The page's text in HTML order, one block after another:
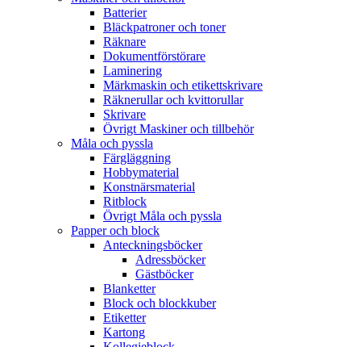
Batterier
Bläckpatroner och toner
Räknare
Dokumentförstörare
Laminering
Märkmaskin och etikettskrivare
Räknerullar och kvittorullar
Skrivare
Övrigt Maskiner och tillbehör
Måla och pyssla
Färgläggning
Hobbymaterial
Konstnärsmaterial
Ritblock
Övrigt Måla och pyssla
Papper och block
Anteckningsböcker
Adressböcker
Gästböcker
Blanketter
Block och blockkuber
Etiketter
Kartong